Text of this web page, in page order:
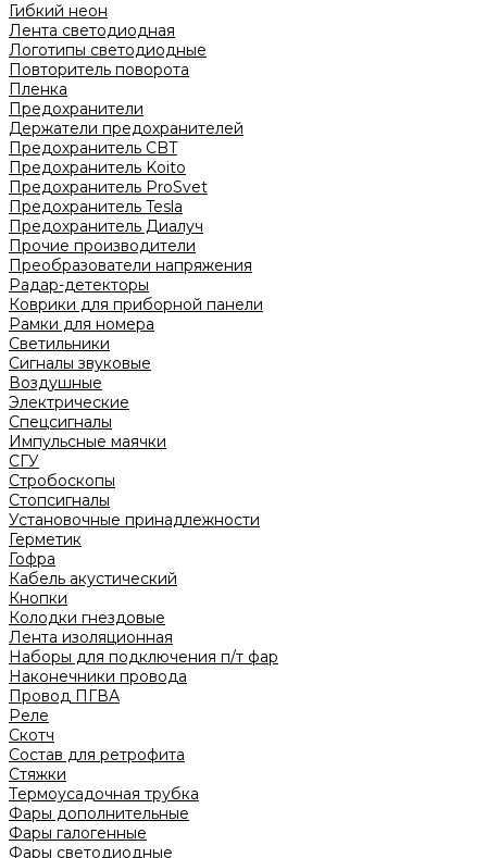
Гибкий неон
Лента светодиодная
Логотипы светодиодные
Повторитель поворота
Пленка
Предохранители
Держатели предохранителей
Предохранитель CBT
Предохранитель Koito
Предохранитель ProSvet
Предохранитель Tesla
Предохранитель Диалуч
Прочие производители
Преобразователи напряжения
Радар-детекторы
Коврики для приборной панели
Рамки для номера
Светильники
Сигналы звуковые
Воздушные
Электрические
Спецсигналы
Импульсные маячки
СГУ
Стробоскопы
Стопсигналы
Установочные принадлежности
Герметик
Гофра
Кабель акустический
Кнопки
Колодки гнездовые
Лента изоляционная
Наборы для подключения п/т фар
Наконечники провода
Провод ПГВА
Реле
Скотч
Состав для ретрофита
Стяжки
Термоусадочная трубка
Фары дополнительные
Фары галогенные
Фары светодиодные